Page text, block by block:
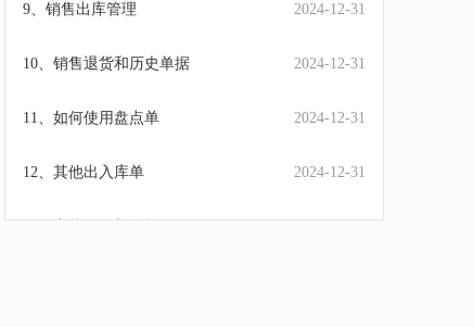
9、销售出库管理 2024-12-31
10、销售退货和历史单据 2024-12-31
11、如何使用盘点单 2024-12-31
12、其他出入库单 2024-12-31